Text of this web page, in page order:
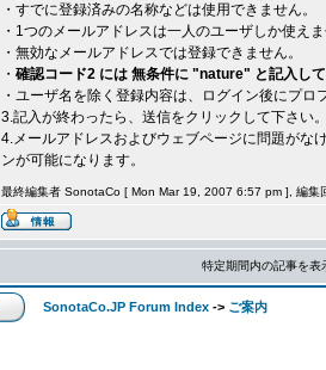
・すでに登録済みの名称などは使用できません。
・1つのメールアドレスは一人のユーザしか使え
・無効なメールアドレスでは登録できません。
・ 確認コード2 には 無条件に "nature" と記入し
・ユーザ名を除く登録内容は、ログイン後にプ
3.記入が終わったら、送信をクリックして下さい
4.メールアドレスおよびウェブページに問題がな
ンが可能になります。
最終編集者 SonotaCo [ Mon Mar 19, 2007 6:57 pm ], 編集
特定期間内の記事を
SonotaCo.JP Forum Index -> ご案内